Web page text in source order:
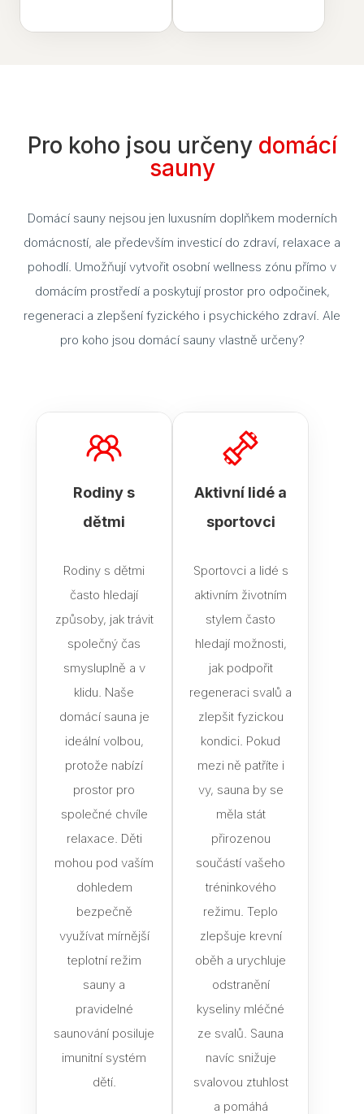
Pro koho jsou určeny domácí
sauny
Domácí sauny nejsou jen luxusním doplňkem moderních
domácností, ale především investicí do zdraví, relaxace a
pohodlí. Umožňují vytvořit osobní wellness zónu přímo v
domácím prostředí a poskytují prostor pro odpočinek,
regeneraci a zlepšení fyzického i psychického zdraví. Ale
pro koho jsou domácí sauny vlastně určeny?
Rodiny s
dětmi
Rodiny s dětmi
často hledají
způsoby, jak trávit
společný čas
smysluplně a v
klidu. Naše
domácí sauna je
ideální volbou,
protože nabízí
prostor pro
společné chvíle
relaxace. Děti
mohou pod vaším
dohledem
bezpečně
využívat mírnější
teplotní režim
sauny a
pravidelné
saunování posiluje
imunitní systém
dětí.
Aktivní lidé a
sportovci
Sportovci a lidé s
aktivním životním
stylem často
hledají možnosti,
jak podpořit
regeneraci svalů a
zlepšit fyzickou
kondici. Pokud
mezi ně patříte i
vy, sauna by se
měla stát
přirozenou
součástí vašeho
tréninkového
režimu. Teplo
zlepšuje krevní
oběh a urychluje
odstranění
kyseliny mléčné
ze svalů. Sauna
navíc snižuje
svalovou ztuhlost
a pomáhá